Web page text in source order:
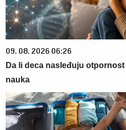
09. 08. 2026 06:26
Da li deca nasleđuju
nauka